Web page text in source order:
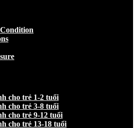
cho trẻ 1-2 tuổi
cho trẻ 3-8 tuổi
cho trẻ 9-12 tuổi
cho trẻ 13-18 tuổi